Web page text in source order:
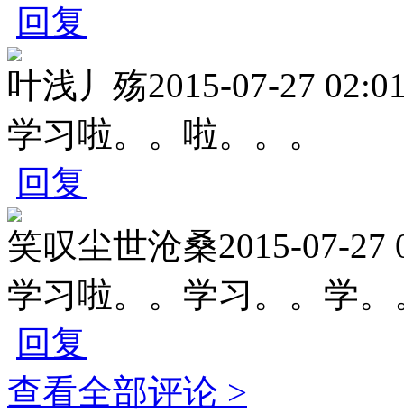
回复
叶浅丿殇2015-07-27
学习啦。。啦。。。
回复
笑叹尘世沧桑2015-07-27
学习啦。。学习。。学。
回复
查看全部评论 >